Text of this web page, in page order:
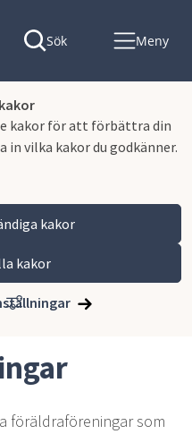
kakor för att förbättra din
in vilka kakor du godkänner.
kakor
kakor
Sök Meny
och fritidshem
föräldraföreningar som